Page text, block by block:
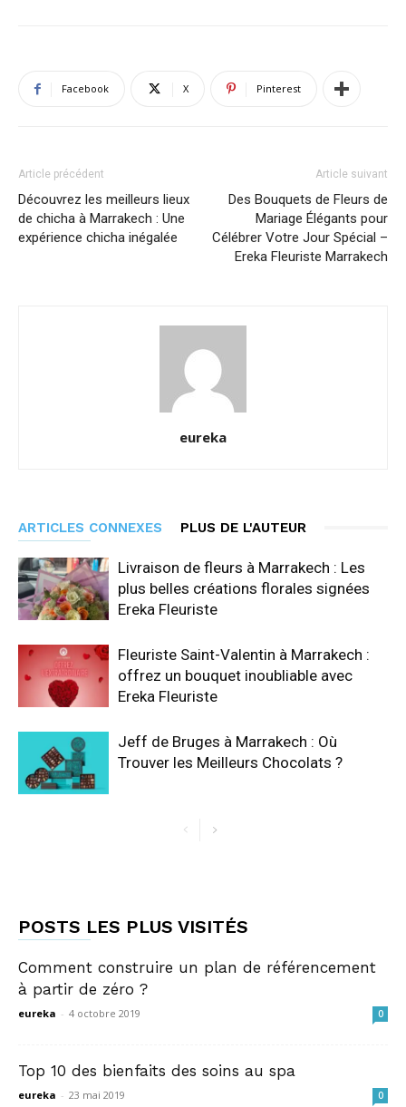
Facebook X Pinterest
Article précédent
Découvrez les meilleurs lieux
de chicha à Marrakech : Une
expérience chicha inégalée
Article suivant
Des Bouquets de Fleurs de
Mariage Élégants pour
Célébrer Votre Jour Spécial –
Ereka Fleuriste Marrakech
eureka
ARTICLES CONNEXES PLUS DE L'AUTEUR
Livraison de fleurs à Marrakech : Les
plus belles créations florales signées
Ereka Fleuriste
Fleuriste Saint-Valentin à Marrakech :
offrez un bouquet inoubliable avec
Ereka Fleuriste
Jeff de Bruges à Marrakech : Où
Trouver les Meilleurs Chocolats ?
POSTS LES PLUS VISITÉS
Comment construire un plan de référencement
à partir de zéro ?
eureka - 4 octobre 2019 0
Top 10 des bienfaits des soins au spa
eureka - 23 mai 2019 0